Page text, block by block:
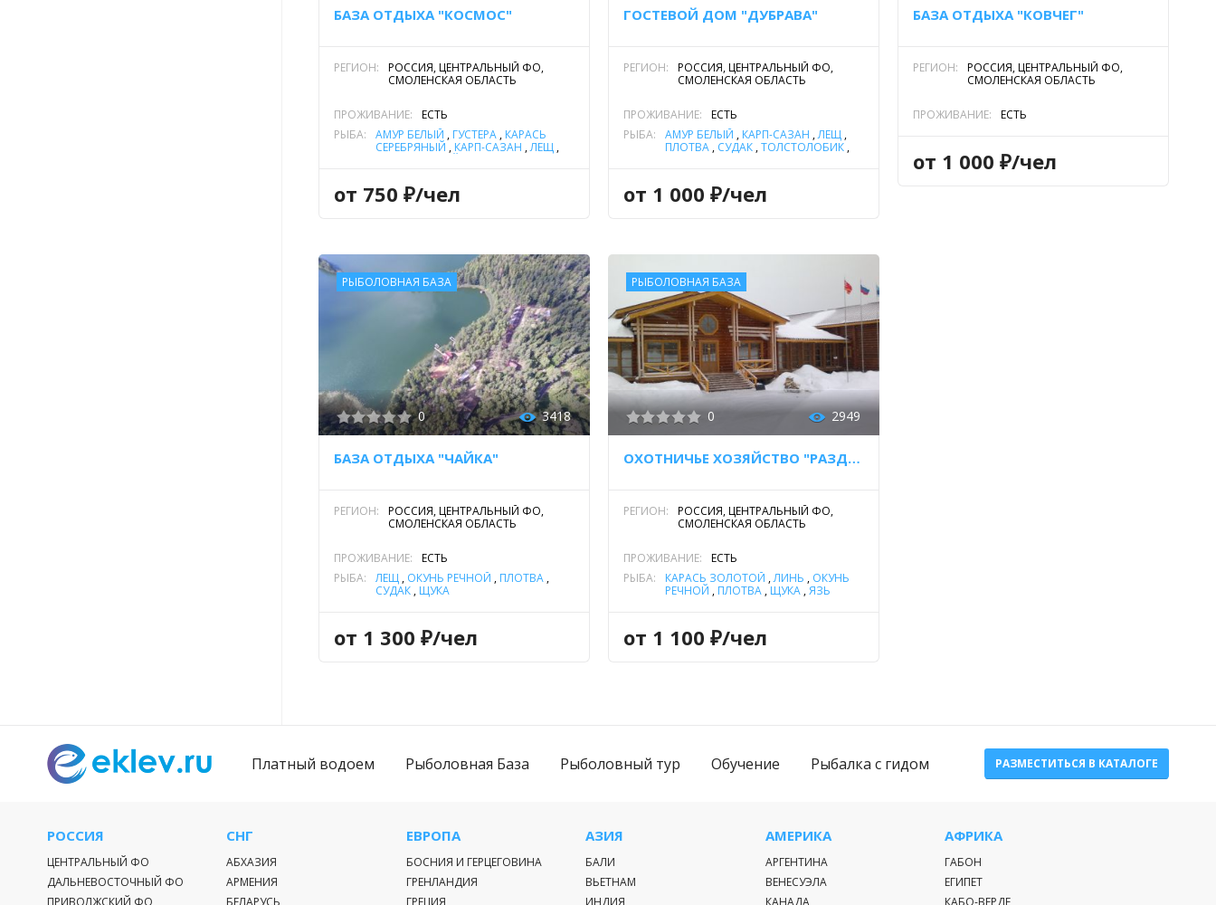
БАЗА ОТДЫХА "КОСМОС"
РЕГИОН:
РОССИЯ, ЦЕНТРАЛЬНЫЙ ФО,
СМОЛЕНСКАЯ ОБЛАСТЬ
ПРОЖИВАНИЕ:
ЕСТЬ
РЫБА:
АМУР БЕЛЫЙ , ГУСТЕРА , КАРАСЬ
СЕРЕБРЯНЫЙ , КАРП-САЗАН ,ЛЕЩ ,
от 750 ₽/чел
ГОСТЕВОЙ ДОМ "ДУБРАВА"
РЕГИОН:
РОССИЯ, ЦЕНТРАЛЬНЫЙ ФО,
СМОЛЕНСКАЯ ОБЛАСТЬ
ПРОЖИВАНИЕ:
ЕСТЬ
РЫБА:
АМУР БЕЛЫЙ , КАРП-САЗАН ,ЛЕЩ,
ПЛОТВА, СУДАК,ТОЛСТОЛОБИК,
от 1 000 ₽/чел
БАЗА ОТДЫХА "КОВЧЕГ"
РЕГИОН:
РОССИЯ, ЦЕНТРАЛЬНЫЙ ФО,
СМОЛЕНСКАЯ ОБЛАСТЬ
ПРОЖИВАНИЕ: ЕСТЬ
от 1 000 ₽/чел
РЫБОЛОВНАЯ БАЗА
0 3418
БАЗА ОТДЫХА "ЧАЙКА"
РЕГИОН:
РОССИЯ, ЦЕНТРАЛЬНЫЙ ФО,
СМОЛЕНСКАЯ ОБЛАСТЬ
ПРОЖИВАНИЕ:
ЕСТЬ
РЫБА:
ЛЕЩ , ОКУНЬ РЕЧНОЙ , ПЛОТВА ,
СУДАК , ЩУКА
от 1 300 ₽/чел
РЫБОЛОВНАЯ БАЗА
0 2949
ОХОТНИЧЬЕ ХОЗЯЙСТВО "РАЗДОБАРИНО"
РЕГИОН:
РОССИЯ, ЦЕНТРАЛЬНЫЙ ФО,
СМОЛЕНСКАЯ ОБЛАСТЬ
ПРОЖИВАНИЕ:
ЕСТЬ
РЫБА:
КАРАСЬ ЗОЛОТОЙ ,ЛИНЬ , ОКУНЬ
РЕЧНОЙ , ПЛОТВА, ЩУКА,ЯЗЬ
от 1 100 ₽/чел
Платный водоем Рыболовная База Рыболовный тур Обучение Рыбалка с гидом РАЗМЕСТИТЬСЯ В КАТАЛОГЕ
РОССИЯ
ЦЕНТРАЛЬНЫЙ ФО
ДАЛЬНЕВОСТОЧНЫЙ ФО
ПРИВОЛЖСКИЙ ФО
СНГ
АБХАЗИЯ
АРМЕНИЯ
БЕЛАРУСЬ
ЕВРОПА
БОСНИЯ И ГЕРЦЕГОВИНА
ГРЕНЛАНДИЯ
ГРЕЦИЯ
АЗИЯ
БАЛИ
ВЬЕТНАМ
ИНДИЯ
АМЕРИКА
АРГЕНТИНА
ВЕНЕСУЭЛА
КАНАДА
АФРИКА
ГАБОН
ЕГИПЕТ
КАБО-ВЕРДЕ